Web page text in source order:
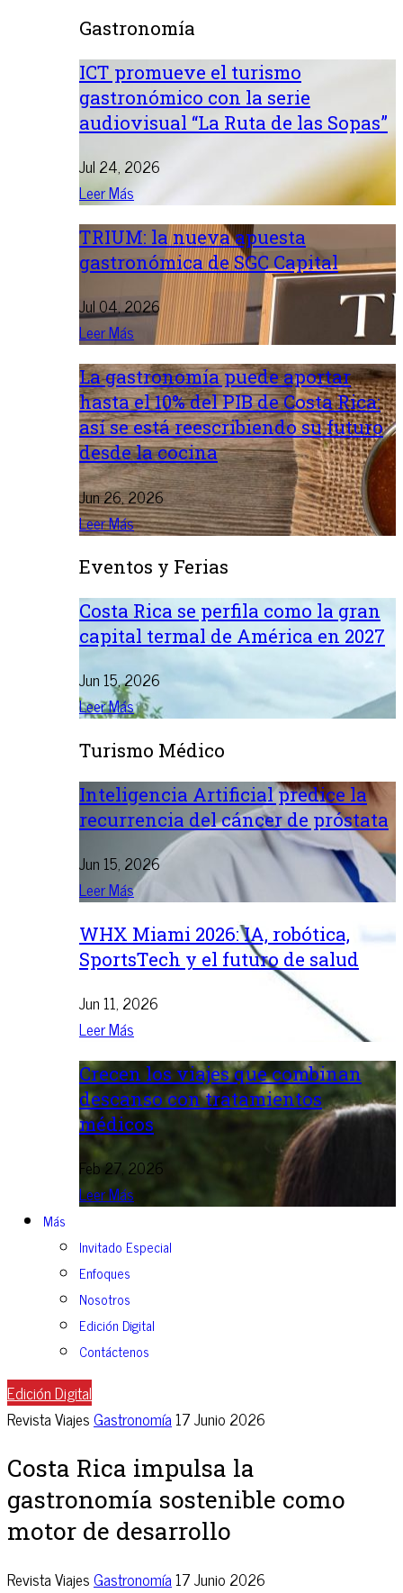
Gastronomía
ICT promueve el turismo
gastronómico con la serie
audiovisual “La Ruta de las Sopas”
Jul 24, 2026
Leer Más
TRIUM: la nueva apuesta
gastronómica de SGC Capital
Jul 04, 2026
Leer Más
La gastronomía puede aportar
hasta el 10% del PIB de Costa Rica:
así se está reescribiendo su futuro
desde la cocina
Jun 26, 2026
Leer Más
Eventos y Ferias
Costa Rica se perfila como la gran
capital termal de América en 2027
Jun 15, 2026
Leer Más
Turismo Médico
Inteligencia Artificial predice la
recurrencia del cáncer de próstata
Jun 15, 2026
Leer Más
WHX Miami 2026: IA, robótica,
SportsTech y el futuro de salud
Jun 11, 2026
Leer Más
Crecen los viajes que combinan
descanso con tratamientos
médicos
Feb 27, 2026
Leer Más
Más
Invitado Especial
Enfoques
Nosotros
Edición Digital
Contáctenos
Edición Digital
Revista ViajesGastronomía17 Junio 2026
Costa Rica impulsa la
gastronomía sostenible como
motor de desarrollo
Revista ViajesGastronomía17 Junio 2026